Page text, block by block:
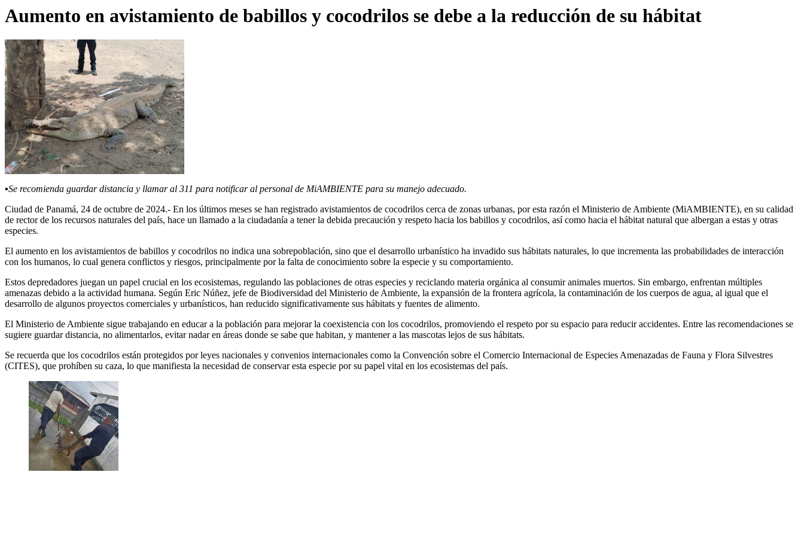
Aumento en avistamiento de babillos y cocodrilos se debe a la reducción de su hábitat
▪️Se recomienda guardar distancia y llamar al 311 para notificar al personal de MiAMBIENTE para su manejo adecuado.
Ciudad de Panamá, 24 de octubre de 2024.- En los últimos meses se han registrado avistamientos de cocodrilos cerca de zonas urbanas, por esta razón el Ministerio de Ambiente (MiAMBIENTE), en su calidad
de rector de los recursos naturales del país, hace un llamado a la ciudadanía a tener la debida precaución y respeto hacia los babillos y cocodrilos, así como hacia el hábitat natural que albergan a estas y otras
especies.
El aumento en los avistamientos de babillos y cocodrilos no indica una sobrepoblación, sino que el desarrollo urbanístico ha invadido sus hábitats naturales, lo que incrementa las probabilidades de interacción
con los humanos, lo cual genera conflictos y riesgos, principalmente por la falta de conocimiento sobre la especie y su comportamiento.
Estos depredadores juegan un papel crucial en los ecosistemas, regulando las poblaciones de otras especies y reciclando materia orgánica al consumir animales muertos. Sin embargo, enfrentan múltiples
amenazas debido a la actividad humana. Según Eric Núñez, jefe de Biodiversidad del Ministerio de Ambiente, la expansión de la frontera agrícola, la contaminación de los cuerpos de agua, al igual que el
desarrollo de algunos proyectos comerciales y urbanísticos, han reducido significativamente sus hábitats y fuentes de alimento.
El Ministerio de Ambiente sigue trabajando en educar a la población para mejorar la coexistencia con los cocodrilos, promoviendo el respeto por su espacio para reducir accidentes. Entre las recomendaciones se
sugiere guardar distancia, no alimentarlos, evitar nadar en áreas donde se sabe que habitan, y mantener a las mascotas lejos de sus hábitats.
Se recuerda que los cocodrilos están protegidos por leyes nacionales y convenios internacionales como la Convención sobre el Comercio Internacional de Especies Amenazadas de Fauna y Flora Silvestres
(CITES), que prohíben su caza, lo que manifiesta la necesidad de conservar esta especie por su papel vital en los ecosistemas del país.